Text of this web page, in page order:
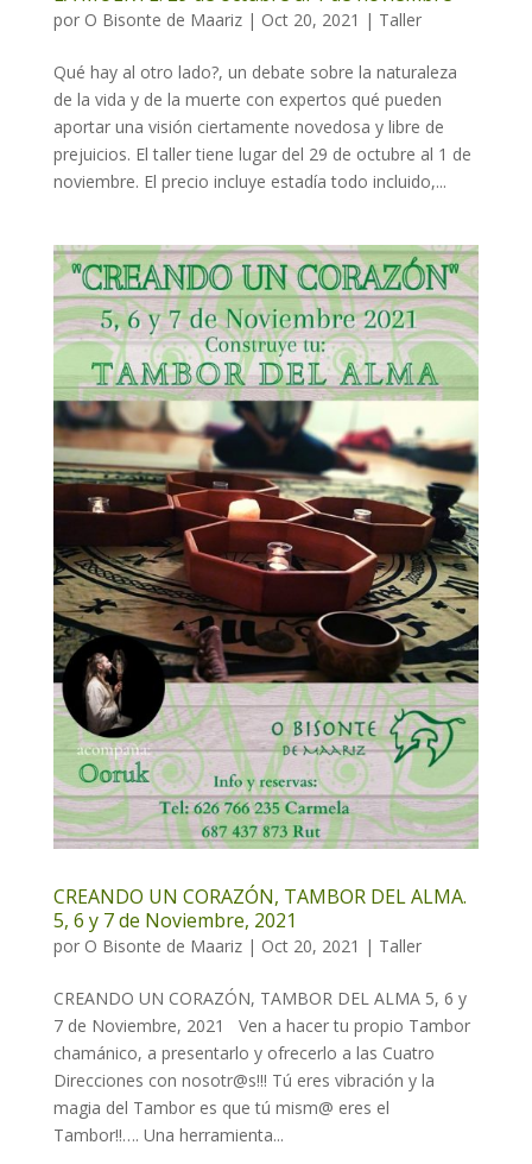
por O Bisonte de Maariz| Oct 20, 2021 | Taller
Qué hay al otro lado?, un debate sobre la naturaleza
de la vida y de la muerte con expertos qué pueden
aportar una visión ciertamente novedosa y libre de
prejuicios. El taller tiene lugar del 29 de octubre al 1 de
noviembre. El precio incluye estadía todo incluido,...
CREANDO UN CORAZÓN, TAMBOR DEL ALMA.
5, 6 y 7 de Noviembre, 2021
por O Bisonte de Maariz| Oct 20, 2021 | Taller
CREANDO UN CORAZÓN, TAMBOR DEL ALMA 5, 6 y
7 de Noviembre, 2021 Ven a hacer tu propio Tambor
chamánico, a presentarlo y ofrecerlo a las Cuatro
Direcciones con nosotr@s!!! Tú eres vibración y la
magia del Tambor es que tú mism@ eres el
Tambor!!…. Una herramienta...